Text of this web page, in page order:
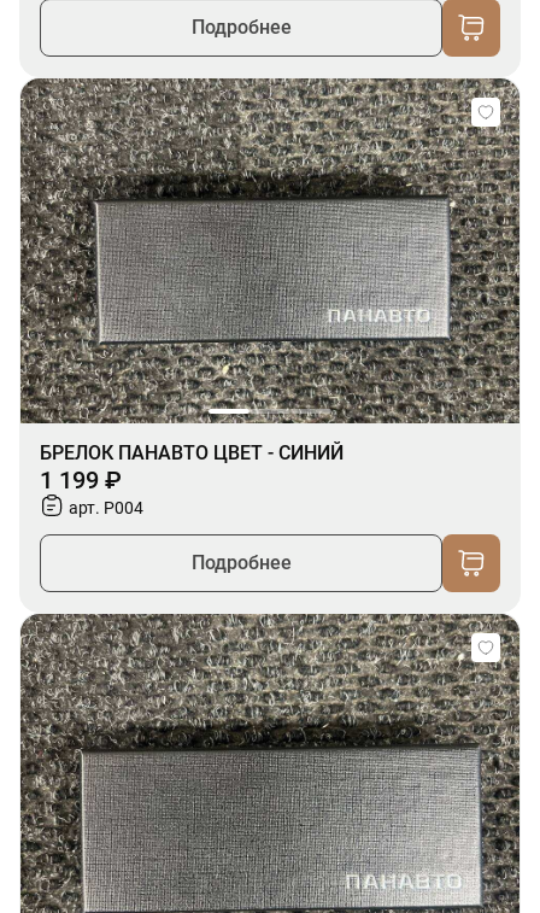
Подробнее
БРЕЛОК ПАНАВТО ЦВЕТ - СИНИЙ
1 199 ₽
арт. P004
Подробнее